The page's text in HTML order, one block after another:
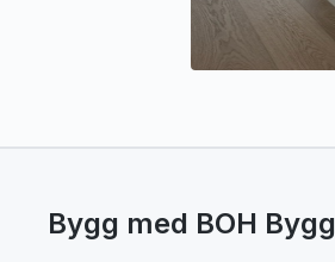
Bygg med BOH